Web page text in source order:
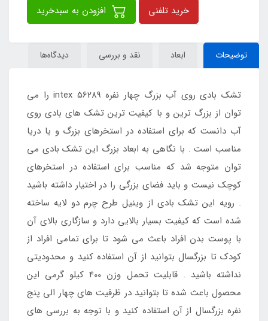
خرید تلفنی
توضیحات ابعاد نقد و بررسی دیدگاه‌ها
تشک بادی روی آب بزرگ چهار نفره intex 56289 را می
توان از بزرگ ترین و با کیفیت ترین تشک های بادی روی
آب دانست که برای استفاده در استخرهای بزرگ و یا دریا
مناسب است . با نگاهی به ابعاد بزرگ این تشک بادی می
توان متوجه شد که مناسب برای استفاده در استخرهای
کوچک نیست و باید فضای بزرگی را در اختیار داشته باشید
. رویه این تشک بادی از وینیل طرح چرم دو لایه ساخته
شده است که کیفیت بسیار بالایی دارد و سازگاری بالای آن
با پوست بدن افراد باعث می شود تا برای تمامی افراد از
کودک تا بزرگسال بتوانید از آن استفاده کنید و محدودیتی
نداشته باشید . قابلیت تحمل وزن 400 کیلو گرمی این
محصول باعث شده تا بتوانید در ظرفیت های چهار الی پنج
نفره بزرگسال از آن استفاده کنید و با توجه به بررسی های